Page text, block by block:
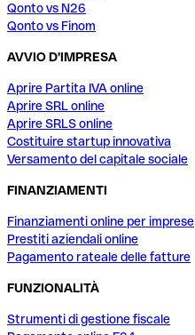
Qonto vs N26
Qonto vs Finom
AVVIO D'IMPRESA
Aprire Partita IVA online
Aprire SRL online
Aprire SRLS online
Costituire startup innovativa
Versamento del capitale sociale
FINANZIAMENTI
Finanziamenti online per imprese
Prestiti aziendali online
Pagamento rateale delle fatture
FUNZIONALITÀ
Strumenti di gestione fiscale